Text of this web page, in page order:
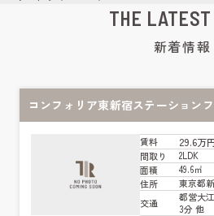
THE
新着情報
コンフォリア東新宿ステーション
賃料 29.6万
間取り
2LDK
面積
49.6㎡
住所
東京都
交通
都営大
3分 他